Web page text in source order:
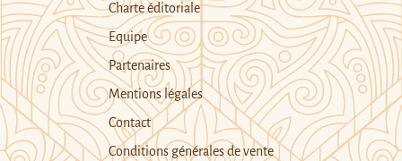
Charte éditoriale
Equipe
Partenaires
Mentions légales
Contact
Conditions générales de vente